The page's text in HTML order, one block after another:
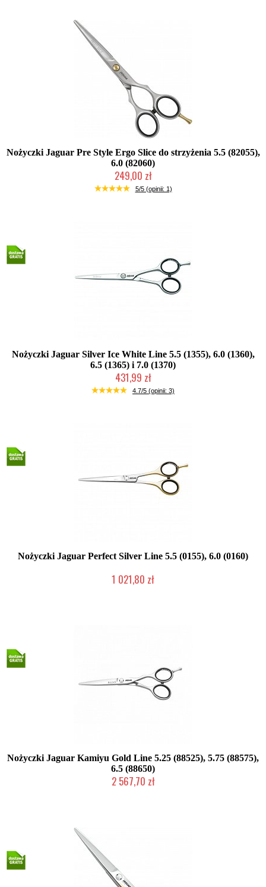
Nożyczki Jaguar Pre Style Ergo Slice do strzyżenia 5.5 (82055),
6.0 (82060)
249,00 zł
Duża ilość (wysyłka w 24h)
5/5 (opinii: 1)
Nożyczki Jaguar Silver Ice White Line 5.5 (1355), 6.0 (1360),
6.5 (1365) i 7.0 (1370)
431,99 zł
Mała ilość (wysyłka w 24h)
4.7/5 (opinii: 3)
Nożyczki Jaguar Perfect Silver Line 5.5 (0155), 6.0 (0160)
1 021,80 zł
Nożyczki Jaguar Kamiyu Gold Line 5.25 (88525), 5.75 (88575),
6.5 (88650)
2 567,70 zł